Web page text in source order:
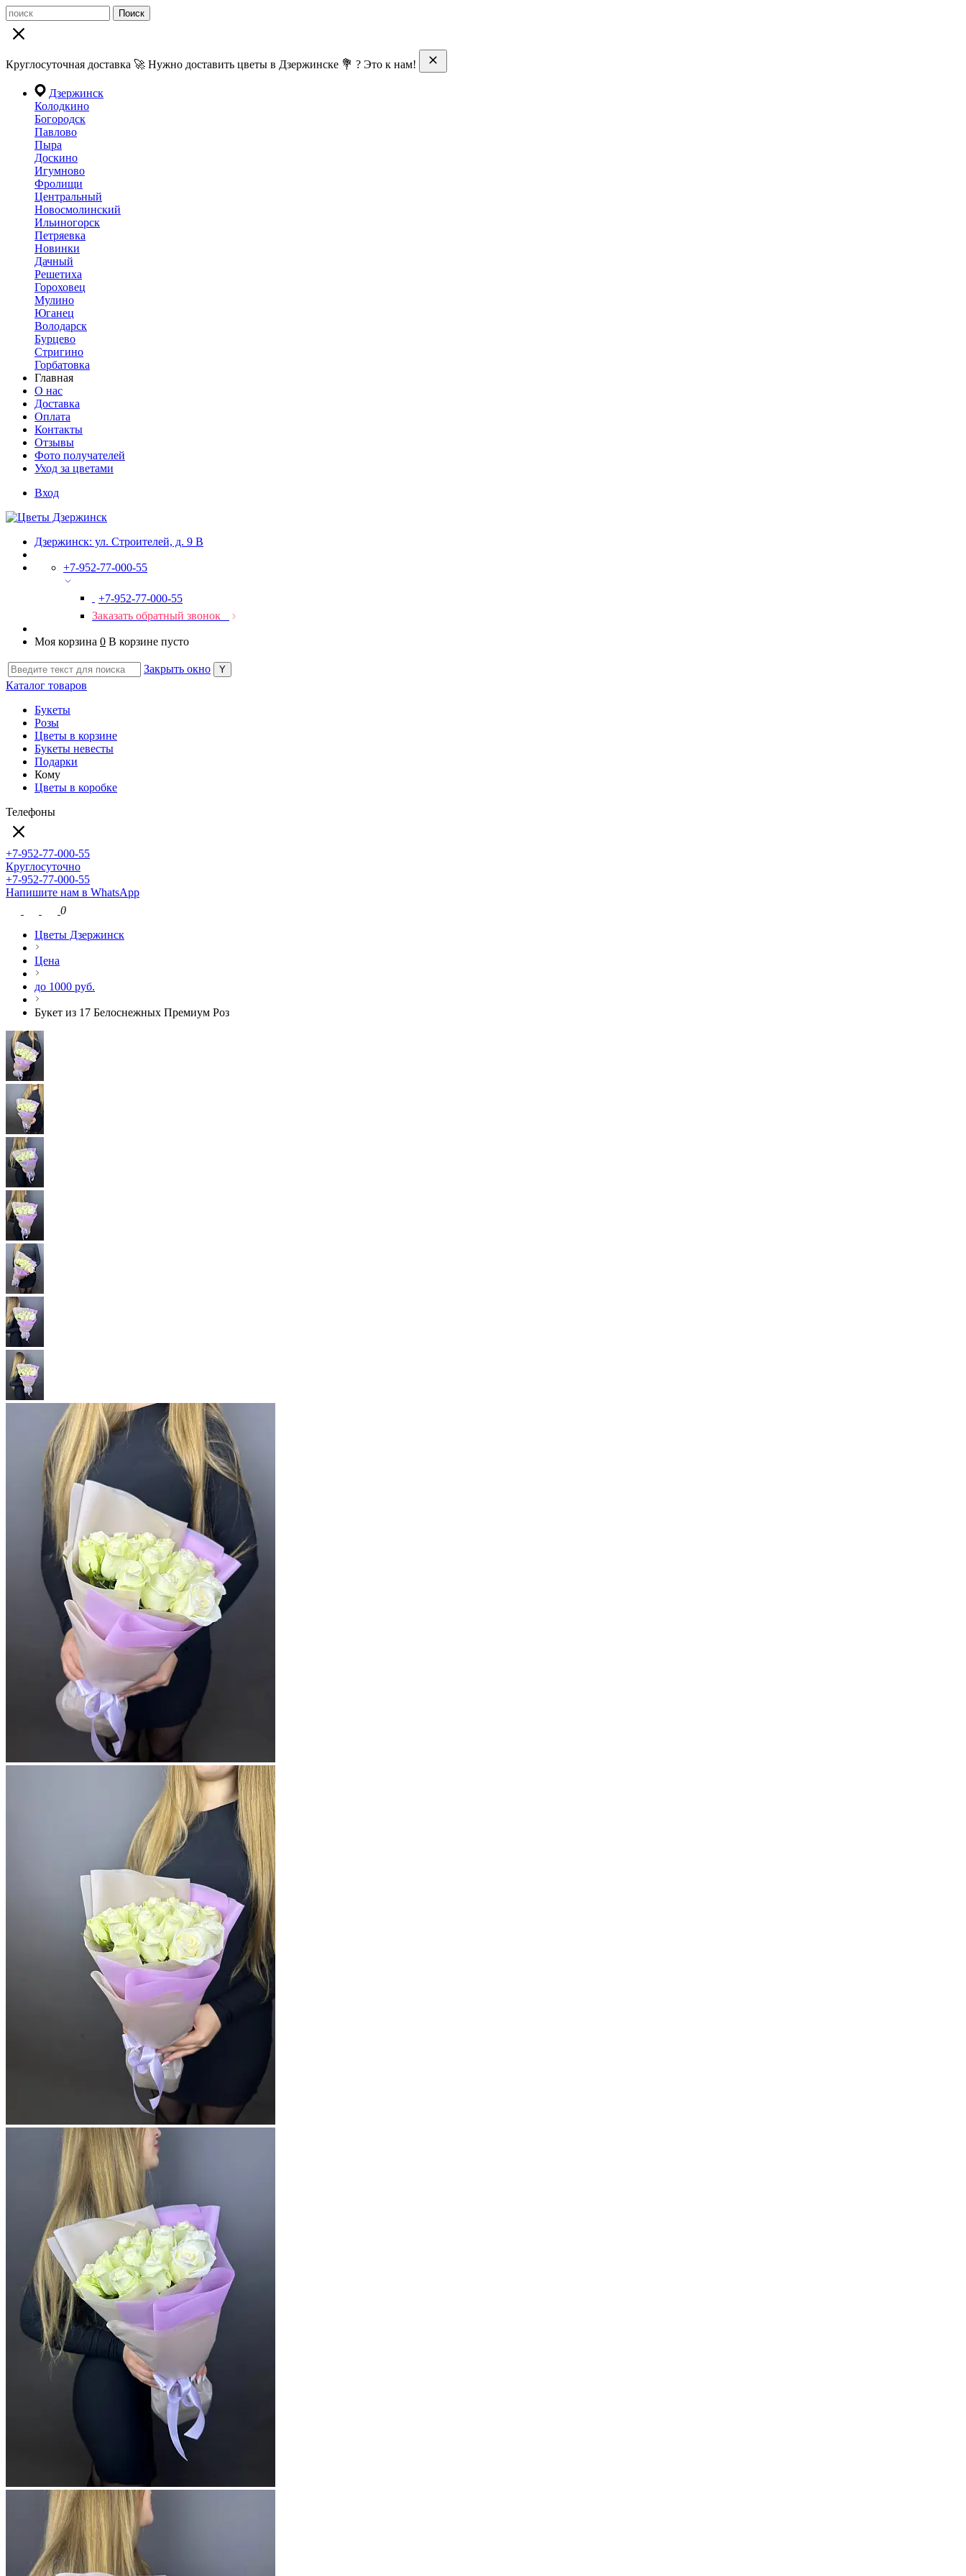
Поиск
Круглосуточная доставка 🚀 Нужно доставить цветы в Дзержинске 💐 ? Это к нам!
Дзержинск
Колодкино
Богородск
Павлово
Пыра
Доскино
Игумново
Фролищи
Центральный
Новосмолинский
Ильиногорск
Петряевка
Новинки
Дачный
Решетиха
Гороховец
Мулино
Юганец
Володарск
Бурцево
Стригино
Горбатовка
Главная
О нас
Доставка
Оплата
Контакты
Отзывы
Фото получателей
Уход за цветами
Вход
Дзержинск: ул. Строителей, д. 9 В
+7-952-77-000-55
+7-952-77-000-55
Заказать обратный звонок
Моя корзина 0 В корзине пусто
Закрыть окно
Каталог товаров
Букеты
Розы
Цветы в корзине
Букеты невесты
Подарки
Кому
Цветы в коробке
Телефоны
+7-952-77-000-55
Круглосуточно
+7-952-77-000-55
Напишите нам в WhatsApp
0
Цветы Дзержинск
Цена
до 1000 руб.
Букет из 17 Белоснежных Премиум Роз